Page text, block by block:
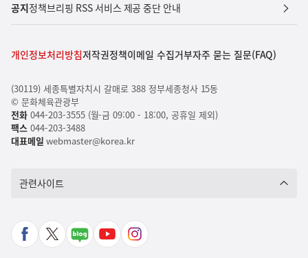
공지정책브리핑 RSS 서비스 제공 중단 안내
개인정보처리방침저작권정책이메일 수집거부자주 묻는 질문(FAQ)
(30119) 세종특별자치시 갈매로 388 정부세종청사 15동
© 문화체육관광부
전화044-203-3555 (월-금 09:00 - 18:00, 공휴일 제외)
팩스 044-203-3488
대표메일 webmaster@korea.kr
관련사이트
페
X
네
유
인